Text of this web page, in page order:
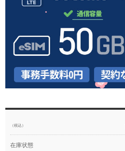
（税込）
在庫状態